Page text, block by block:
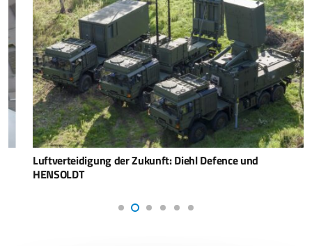
Luftverteidigung der Zukunft: Diehl Defence und
HENSOLDT